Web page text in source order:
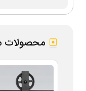
محصولات